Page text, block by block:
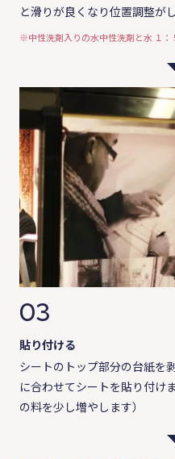
と滑りが良くなり位置調整が
※中性洗剤入りの水中性洗剤と水 １：
03
貼り付ける
シートのトップ部分の台紙を
に合わせてシートを貼り付け
の料を少し増やします）